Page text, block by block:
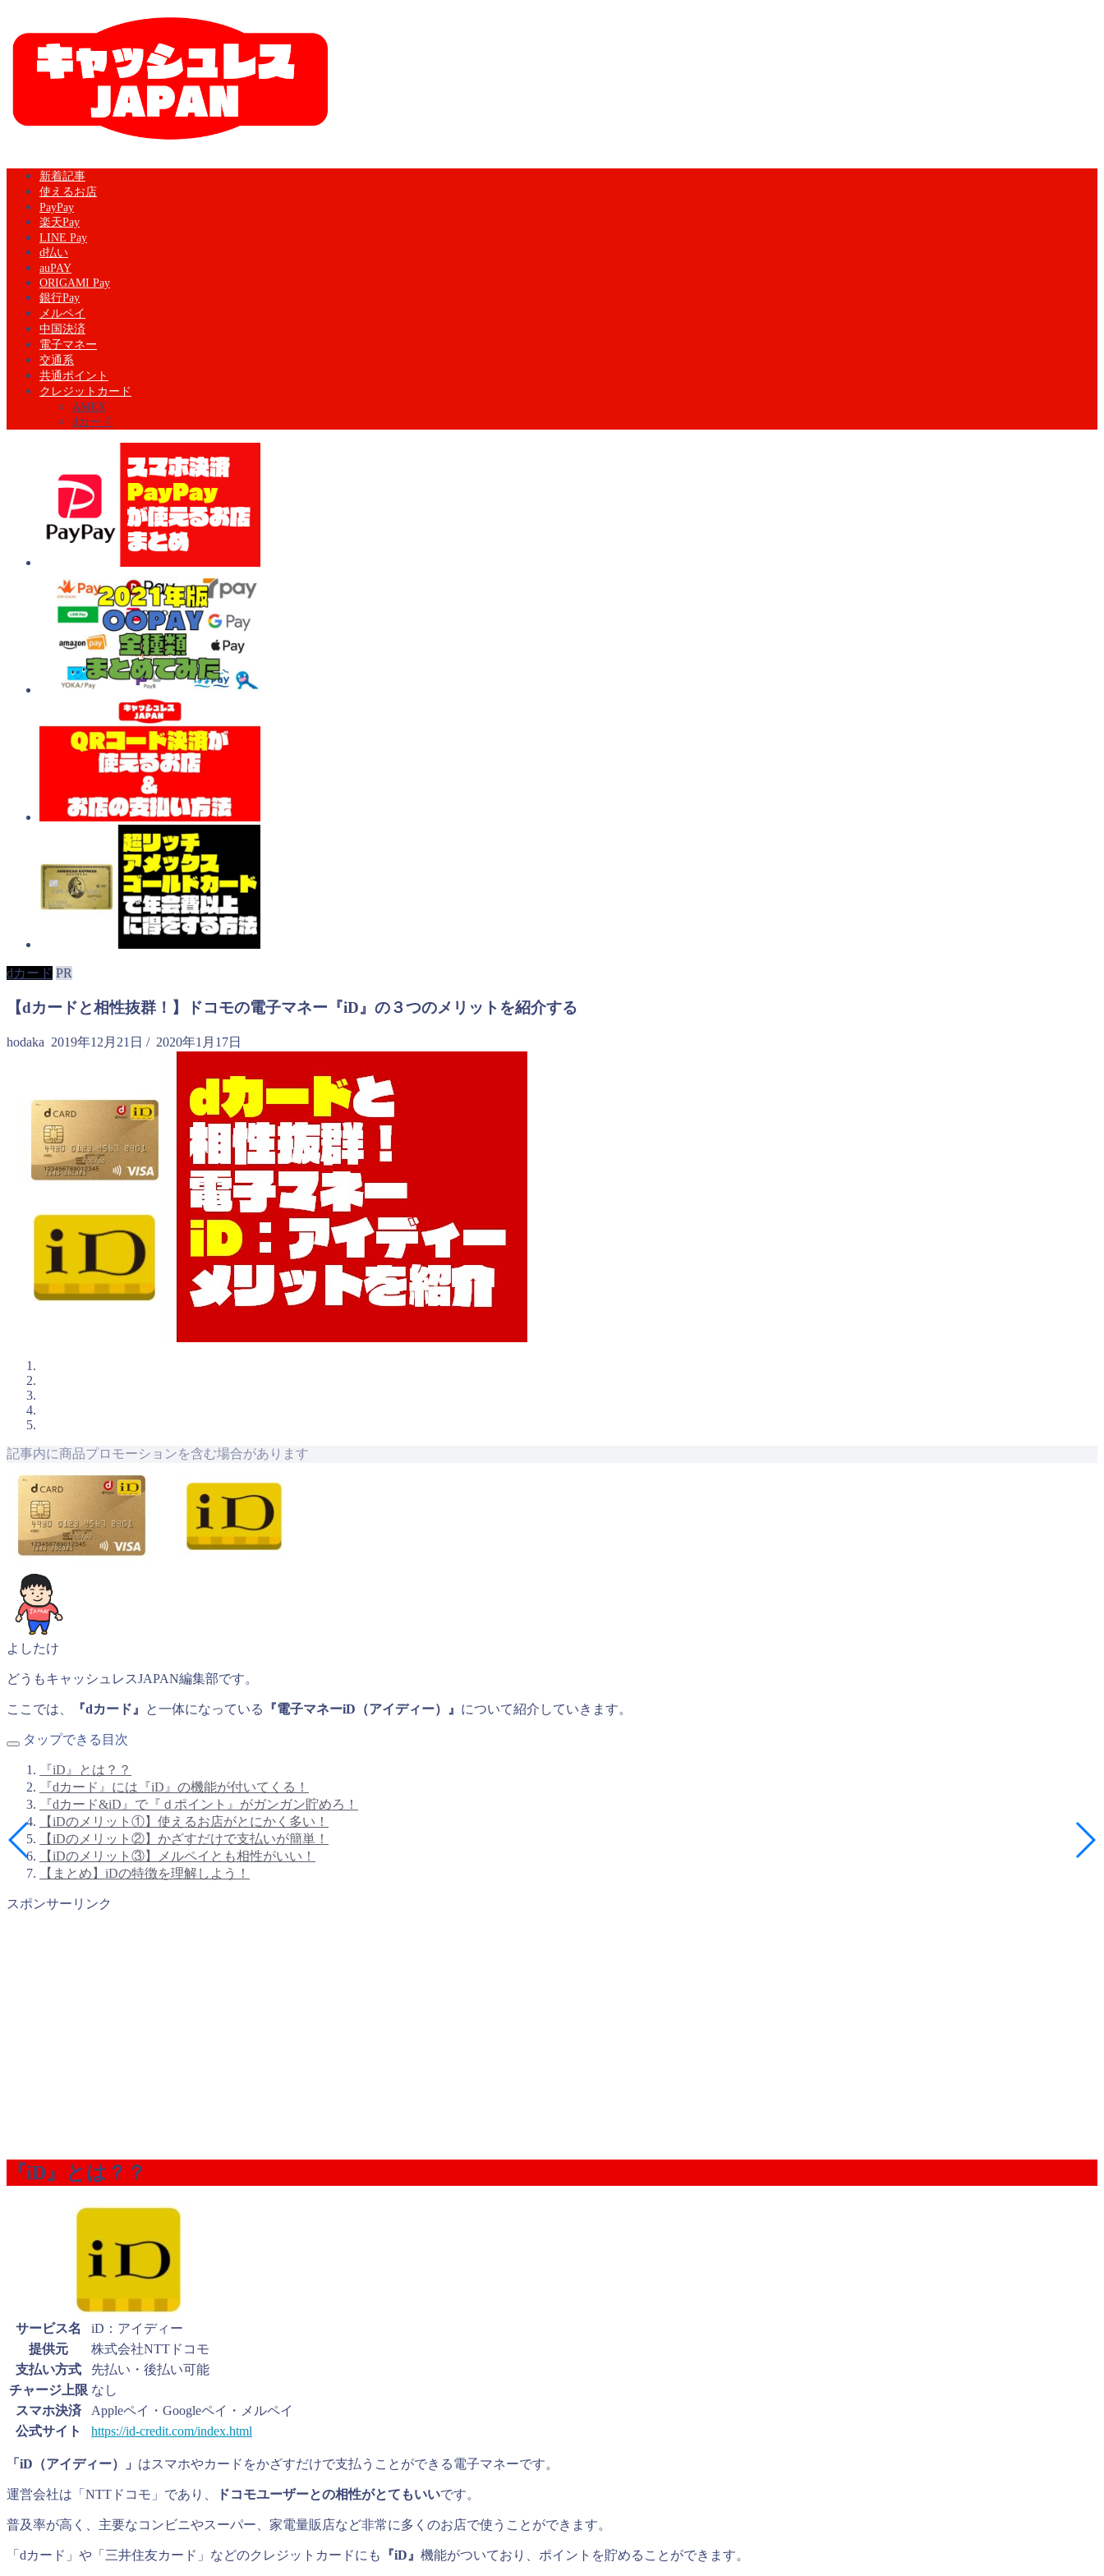
新着記事
使えるお店
PayPay
楽天Pay
LINE Pay
d払い
auPAY
ORIGAMI Pay
銀行Pay
メルペイ
中国決済
電子マネー
交通系
共通ポイント
クレジットカード
AMEX
dカード
dカード PR
【dカードと相性抜群！】ドコモの電子マネー『iD』の３つのメリットを紹介する
hodaka 2019年12月21日 / 2020年1月17日
記事内に商品プロモーションを含む場合があります
よしたけ
どうもキャッシュレスJAPAN編集部です。
ここでは、 『dカード』 と一体になっている 『電子マネーiD（アイディー）』 について紹介していきます。
タップできる目次
『iD』とは？？
『dカード』には『iD』の機能が付いてくる！
『dカード&iD』で『ｄポイント』がガンガン貯めろ！
【iDのメリット①】使えるお店がとにかく多い！
【iDのメリット②】かざすだけで支払いが簡単！
【iDのメリット③】メルペイとも相性がいい！
【まとめ】iDの特徴を理解しよう！
スポンサーリンク
『iD』とは？？
サービス名
iD：アイディー
提供元
株式会社NTTドコモ
支払い方式
先払い・後払い可能
チャージ上限 なし
スマホ決済
Appleペイ・Googleペイ・メルペイ
公式サイト
https://id-credit.com/index.html
「iD（アイディー）」 はスマホやカードをかざすだけで支払うことができる電子マネーです。
運営会社は「NTTドコモ」であり、 ドコモユーザーとの相性がとてもいいです。
普及率が高く、主要なコンビニやスーパー、家電量販店など非常に多くのお店で使うことができます。
「dカード」や「三井住友カード」などのクレジットカードにも 『iD』 機能がついており、ポイントを貯めることができます。